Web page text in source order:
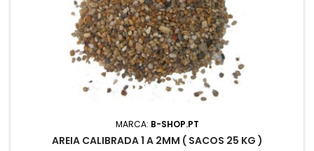
MARCA: B-SHOP.PT
AREIA CALIBRADA 1 A 2MM ( SACOS 25 KG )